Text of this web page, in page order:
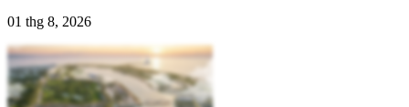
01 thg 8, 2026